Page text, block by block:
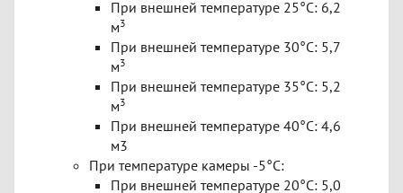
При внешней температуре 25°C: 6,2
м3
При внешней температуре 30°C: 5,7
м3
При внешней температуре 35°C: 5,2
м3
При внешней температуре 40°C: 4,6
м3
При температуре камеры -5°C:
При внешней температуре 20°C: 5,0